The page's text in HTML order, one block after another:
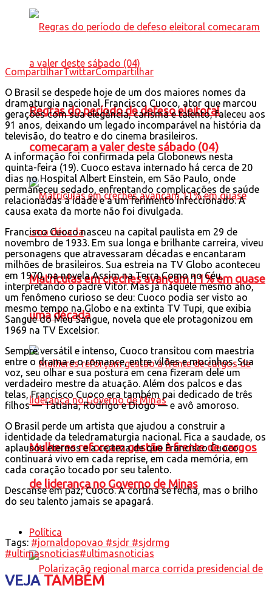
Regras do período de defeso eleitoral
comecaram a valer deste sábado (04)
Matrículas em creches avançam 11% em quase
uma década
Mulheres reforçam gestão à frente de cargos
de liderança no Governo de Minas
Política
CompartilharTwittarCompartilhar
O Brasil se despede hoje de um dos maiores nomes da
dramaturgia nacional. Francisco Cuoco, ator que marcou
gerações com sua elegância, carisma e talento, faleceu aos
91 anos, deixando um legado incomparável na história da
televisão, do teatro e do cinema brasileiros.
A informação foi confirmada pela Globonews nesta
quinta-feira (19). Cuoco estava internado há cerca de 20
dias no Hospital Albert Einstein, em São Paulo, onde
permaneceu sedado, enfrentando complicações de saúde
relacionadas à idade e a um ferimento infeccionado. A
causa exata da morte não foi divulgada.
Francisco Cuoco nasceu na capital paulista em 29 de
novembro de 1933. Em sua longa e brilhante carreira, viveu
personagens que atravessaram décadas e encantaram
milhões de brasileiros. Sua estreia na TV Globo aconteceu
em 1970, na novela Assim na Terra Como no Céu,
interpretando o padre Vitor. Mas já naquele mesmo ano,
um fenômeno curioso se deu: Cuoco podia ser visto ao
mesmo tempo na Globo e na extinta TV Tupi, que exibia
Sangue do Meu Sangue, novela que ele protagonizou em
1969 na TV Excelsior.
Sempre versátil e intenso, Cuoco transitou com maestria
entre o drama e o romance, entre vilões e mocinhos. Sua
voz, seu olhar e sua postura em cena fizeram dele um
verdadeiro mestre da atuação. Além dos palcos e das
telas, Francisco Cuoco era também pai dedicado de três
filhos — Tatiana, Rodrigo e Diogo — e avô amoroso.
O Brasil perde um artista que ajudou a construir a
identidade da teledramaturgia nacional. Fica a saudade, os
aplausos eternos e a certeza de que Francisco Cuoco
continuará vivo em cada reprise, em cada memória, em
cada coração tocado por seu talento.
Descanse em paz, Cuoco. A cortina se fecha, mas o brilho
do seu talento jamais se apagará.
Tags: #jornaldopovao #sjdr #sjdrmg
#ultimasnoticias#ultimasnoticias
VEJATAMBÉM